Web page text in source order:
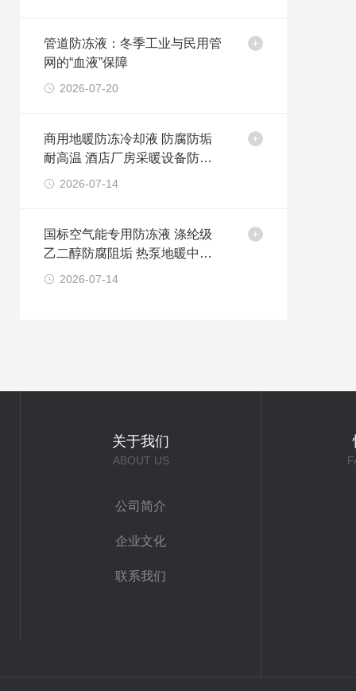
管道防冻液：冬季工业与民用管
网的“血液”保障
2026-07-20
商用地暖防冻冷却液 防腐防垢
耐高温 酒店厂房采暖设备防冻
剂
2026-07-14
国标空气能专用防冻液 涤纶级
乙二醇防腐阻垢 热泵地暖中央
空调循环冷却液
2026-07-14
关于我们
ABOUT US
公司简介
企业文化
联系我们